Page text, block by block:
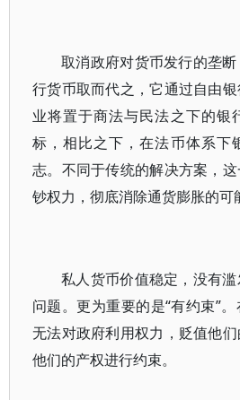
取消政府对货币发行的垄
行货币取而代之，它通过自由
业将置于商法与民法之下的银
标，相比之下，在法币体系下
志。不同于传统的解决方案，
钞权力，彻底消除通货膨胀的可
私人货币价值稳定，没有
问题。更为重要的是“有约束”
无法对政府利用权力，贬值他
他们的产权进行约束。